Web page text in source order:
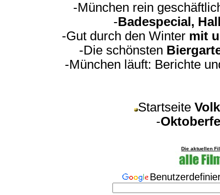
-München rein
-Badespecial,
-Gut durch den Winter mit
-Die schönsten
-München läuft: Berichte
Startseite
-
Die aktuellen